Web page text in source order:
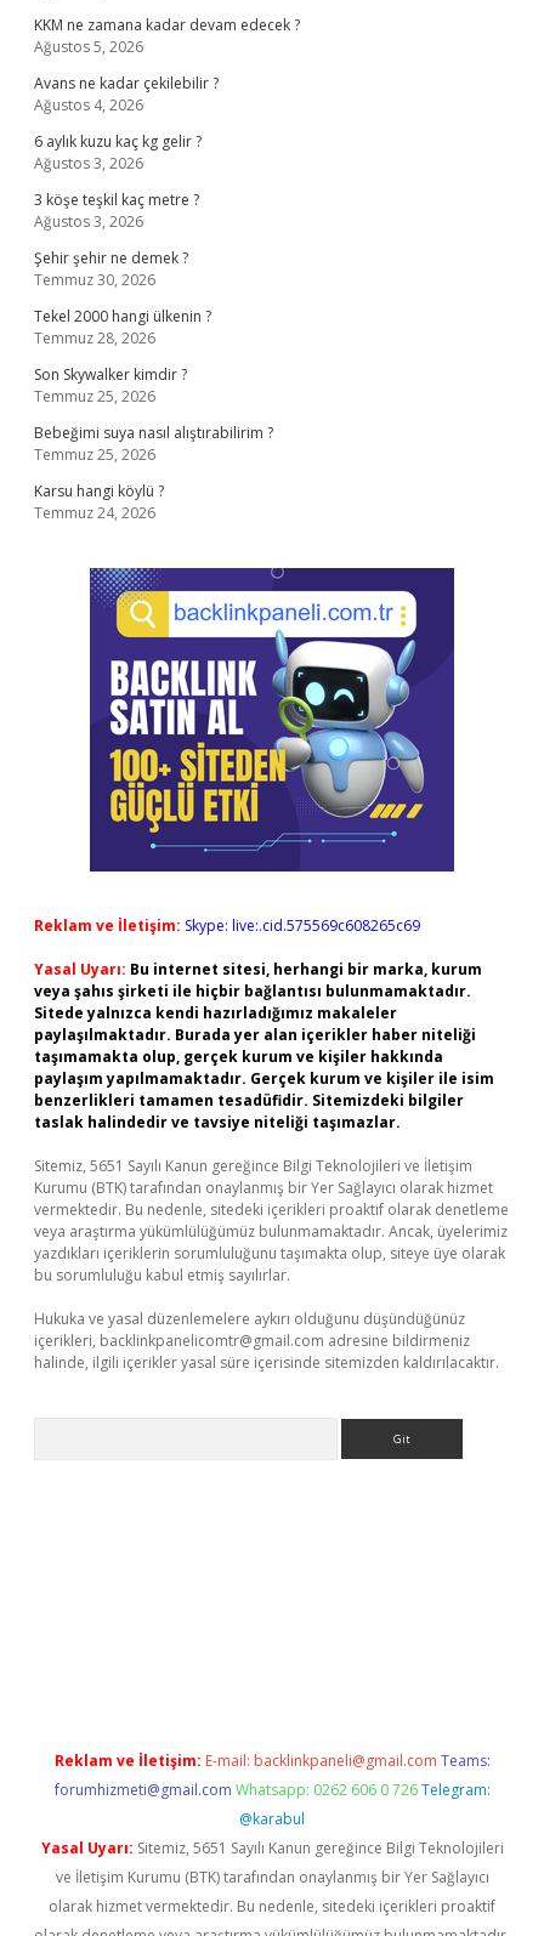
KKM ne zamana kadar devam edecek ?
Ağustos 5, 2026
Avans ne kadar çekilebilir ?
Ağustos 4, 2026
6 aylık kuzu kaç kg gelir ?
Ağustos 3, 2026
3 köşe teşkil kaç metre ?
Ağustos 3, 2026
Şehir şehir ne demek ?
Temmuz 30, 2026
Tekel 2000 hangi ülkenin ?
Temmuz 28, 2026
Son Skywalker kimdir ?
Temmuz 25, 2026
Bebeğimi suya nasıl alıştırabilirim ?
Temmuz 25, 2026
Karsu hangi köylü ?
Temmuz 24, 2026
Reklam ve İletişim: Skype: live:.cid.575569c608265c69
Yasal Uyarı: Bu internet sitesi, herhangi bir marka, kurum
veya şahıs şirketi ile hiçbir bağlantısı bulunmamaktadır.
Sitede yalnızca kendi hazırladığımız makaleler
paylaşılmaktadır. Burada yer alan içerikler haber niteliği
taşımamakta olup, gerçek kurum ve kişiler hakkında
paylaşım yapılmamaktadır. Gerçek kurum ve kişiler ile isim
benzerlikleri tamamen tesadüfidir. Sitemizdeki bilgiler
taslak halindedir ve tavsiye niteliği taşımazlar.
Sitemiz, 5651 Sayılı Kanun gereğince Bilgi Teknolojileri ve İletişim
Kurumu (BTK) tarafından onaylanmış bir Yer Sağlayıcı olarak hizmet
vermektedir. Bu nedenle, sitedeki içerikleri proaktif olarak denetleme
veya araştırma yükümlülüğümüz bulunmamaktadır. Ancak, üyelerimiz
yazdıkları içeriklerin sorumluluğunu taşımakta olup, siteye üye olarak
bu sorumluluğu kabul etmiş sayılırlar.
Hukuka ve yasal düzenlemelere aykırı olduğunu düşündüğünüz
içerikleri, backlinkpanelicomtr@gmail.com adresine bildirmeniz
halinde, ilgili içerikler yasal süre içerisinde sitemizden kaldırılacaktır.
Reklam ve İletişim: E-mail: backlinkpaneli@gmail.com Teams:
forumhizmeti@gmail.com Whatsapp: 0262 606 0 726 Telegram:
@karabul
Yasal Uyarı: Sitemiz, 5651 Sayılı Kanun gereğince Bilgi Teknolojileri
ve İletişim Kurumu (BTK) tarafından onaylanmış bir Yer Sağlayıcı
olarak hizmet vermektedir. Bu nedenle, sitedeki içerikleri proaktif